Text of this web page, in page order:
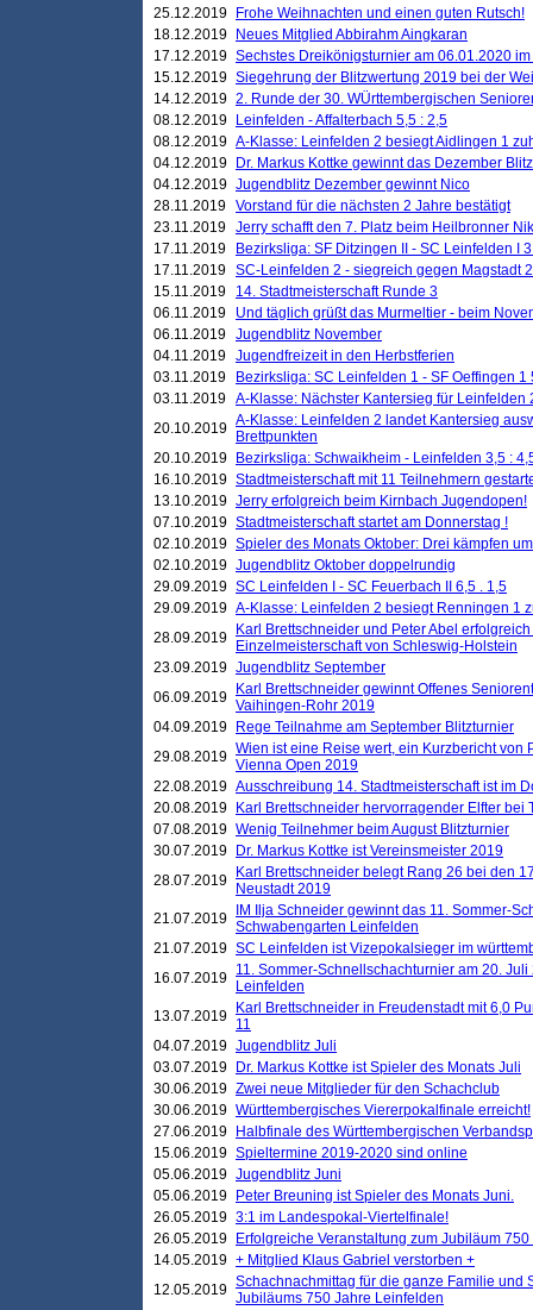
25.12.2019
Frohe Weihnachten und einen guten Rutsch!
18.12.2019
Neues Mitglied Abbirahm Aingkaran
17.12.2019 Sechstes Dreikönigsturnier am 06.01.2020
15.12.2019 Siegehrung der Blitzwertung 2019 bei der
14.12.2019 2. Runde der 30. WÜrttembergischen
08.12.2019
Leinfelden - Affalterbach 5,5 : 2,5
08.12.2019 A-Klasse: Leinfelden 2 besiegt Aidlingen 1
04.12.2019
Dr. Markus Kottke gewinnt das Dezember
04.12.2019 Jugendblitz Dezember gewinnt Nico
28.11.2019 Vorstand für die nächsten 2 Jahre bestätigt
23.11.2019 Jerry schafft den 7. Platz beim Heilbronner
17.11.2019
Bezirksliga: SF Ditzingen II - SC Leinfelden I
17.11.2019 SC-Leinfelden 2 - siegreich gegen Magstadt 2
15.11.2019
14. Stadtmeisterschaft Runde 3
06.11.2019
Und täglich grüßt das Murmeltier - beim
06.11.2019 Jugendblitz November
04.11.2019 Jugendfreizeit in den Herbstferien
03.11.2019
Bezirksliga: SC Leinfelden 1 - SF Oeffingen 1
03.11.2019 A-Klasse: Nächster Kantersieg für Leinfelden
20.10.2019 A-Klasse: Leinfelden 2 landet Kantersieg
Brettpunkten
20.10.2019
Bezirksliga: Schwaikheim - Leinfelden 3,5 :
16.10.2019 Stadtmeisterschaft mit 11 Teilnehmern
13.10.2019 Jerry erfolgreich beim Kirnbach Jugendopen!
07.10.2019 Stadtmeisterschaft startet am Donnerstag !
02.10.2019 Spieler des Monats Oktober: Drei kämpfen
02.10.2019 Jugendblitz Oktober doppelrundig
29.09.2019 SC Leinfelden I - SC Feuerbach II 6,5 . 1,5
29.09.2019 A-Klasse: Leinfelden 2 besiegt Renningen 1
28.09.2019
Karl Brettschneider und Peter Abel
Einzelmeisterschaft von Schleswig-Holstein
23.09.2019 Jugendblitz September
06.09.2019
Karl Brettschneider gewinnt Offenes
Vaihingen-Rohr 2019
04.09.2019
Rege Teilnahme am September Blitzturnier
29.08.2019 Wien ist eine Reise wert, ein Kurzbericht von
Vienna Open 2019
22.08.2019 Ausschreibung 14. Stadtmeisterschaft ist im
20.08.2019
Karl Brettschneider hervorragender Elfter bei
07.08.2019 Wenig Teilnehmer beim August Blitzturnier
30.07.2019
Dr. Markus Kottke ist Vereinsmeister 2019
28.07.2019
Karl Brettschneider belegt Rang 26 bei den
Neustadt 2019
21.07.2019
IM Ilja Schneider gewinnt das 11. Sommer-
Schwabengarten Leinfelden
21.07.2019 SC Leinfelden ist Vizepokalsieger im
16.07.2019 11. Sommer-Schnellschachturnier am 20.
Leinfelden
13.07.2019
Karl Brettschneider in Freudenstadt mit 6,0
11
04.07.2019 Jugendblitz Juli
03.07.2019
Dr. Markus Kottke ist Spieler des Monats Juli
30.06.2019 Zwei neue Mitglieder für den Schachclub
30.06.2019 Württembergisches Viererpokalfinale erreicht!
27.06.2019
Halbfinale des Württembergischen
15.06.2019 Spieltermine 2019-2020 sind online
05.06.2019 Jugendblitz Juni
05.06.2019
Peter Breuning ist Spieler des Monats Juni.
26.05.2019 3:1 im Landespokal-Viertelfinale!
26.05.2019
Erfolgreiche Veranstaltung zum Jubiläum
14.05.2019 + Mitglied Klaus Gabriel verstorben +
12.05.2019 Schachnachmittag für die ganze Familie und
Jubiläums 750 Jahre Leinfelden